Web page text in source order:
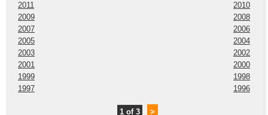
2011
2010
2009
2008
2007
2006
2005
2004
2003
2002
2001
2000
1999
1998
1997
1996
1 of 3 >